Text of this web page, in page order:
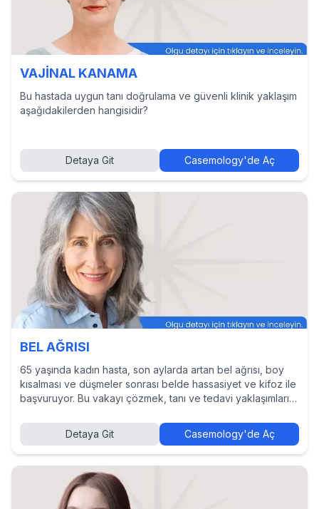
VAJİNAL KANAMA
Bu hastada uygun tanı doğrulama ve güvenli klinik yaklaşım
aşağıdakilerden hangisidir?
Detaya Git Casemology'de Aç
BEL AĞRISI
65 yaşında kadın hasta, son aylarda artan bel ağrısı, boy
kısalması ve düşmeler sonrası belde hassasiyet ve kifoz ile
başvuruyor. Bu vakayı çözmek, tanı ve tedavi yaklaşımlarını
Casemology’de vakayı keşfedin.
Detaya Git Casemology'de Aç